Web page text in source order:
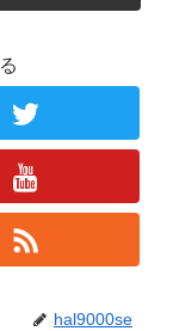
hal9000se